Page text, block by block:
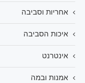
אחריות וסביבה
איכות הסביבה
אינטרנט
אמנות ובמה